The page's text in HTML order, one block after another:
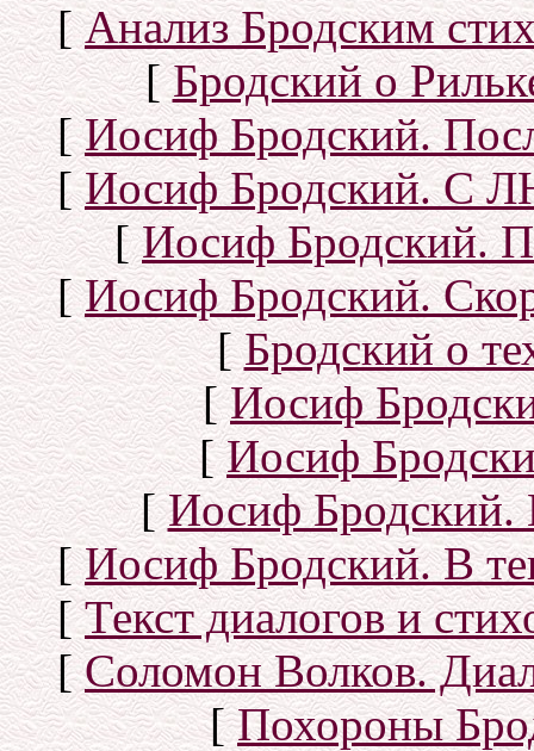
[Анализ Бродским
[Бродский о
[Иосиф Бродский.
[Иосиф Бродский. С
[Иосиф Бродский.
[Иосиф Бродский.
[Бродский о
[Иосиф
[Иосиф
[Иосиф Бродский.
[Иосиф Бродский. В
[Текст диалогов и
[Соломон Волков.
[Похороны